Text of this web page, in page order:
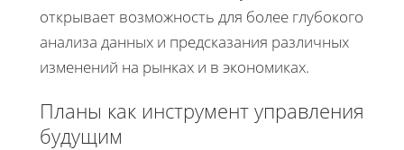
открывает возможность для более глубокого
анализа данных и предсказания различных
изменений на рынках и в экономиках.
Планы как инструмент управления
будущим